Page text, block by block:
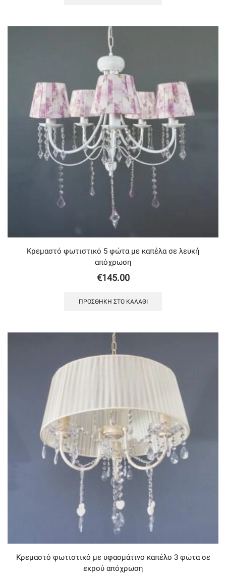
Κρεμαστό φωτιστικό 5 φώτα με καπέλα σε λευκή
απόχρωση
€145.00
ΠΡΟΣΘΉΚΗ ΣΤΟ ΚΑΛΆΘΙ
Κρεμαστό φωτιστικό με υφασμάτινο καπέλο 3 φώτα σε
εκρού απόχρωση